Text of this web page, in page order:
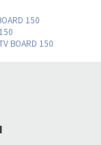
150
BOARD 150